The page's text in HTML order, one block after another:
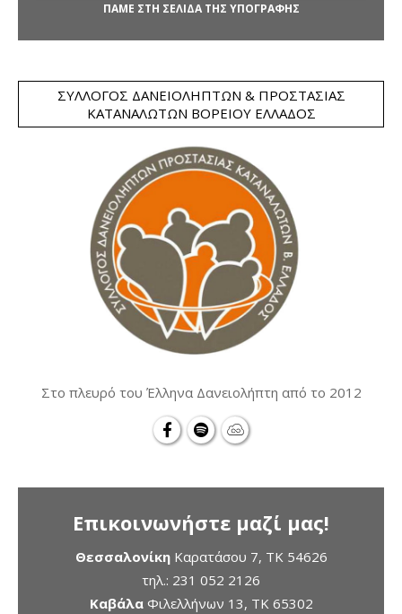
ΠΑΜΕ ΣΤΗ ΣΕΛΙΔΑ ΤΗΣ ΥΠΟΓΡΑΦΗΣ
ΣΎΛΛΟΓΟΣ ΔΑΝΕΙΟΛΗΠΤΏΝ & ΠΡΟΣΤΑΣΊΑΣ
ΚΑΤΑΝΑΛΩΤΏΝ ΒΟΡΕΊΟΥ ΕΛΛΆΔΟΣ
Στο πλευρό του Έλληνα Δανειολήπτη από το 2012
Επικοινωνήστε μαζί μας!
ΘεσσαλονίκηΚαρατάσου 7, TK 54626
τηλ.: 231 052 2126
ΚαβάλαΦιλελλήνων 13, ΤΚ 65302